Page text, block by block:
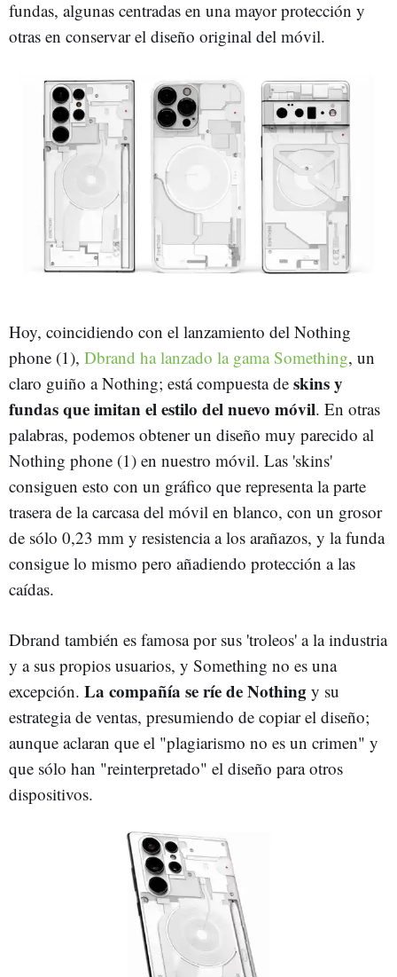
fundas, algunas centradas en una mayor protección y
otras en conservar el diseño original del móvil.
Hoy, coincidiendo con el lanzamiento del Nothing
phone (1), Dbrand ha lanzado la gama Something, un
claro guiño a Nothing; está compuesta de skins y
fundas que imitan el estilo del nuevo móvil. En otras
palabras, podemos obtener un diseño muy parecido al
Nothing phone (1) en nuestro móvil. Las 'skins'
consiguen esto con un gráfico que representa la parte
trasera de la carcasa del móvil en blanco, con un grosor
de sólo 0,23 mm y resistencia a los arañazos, y la funda
consigue lo mismo pero añadiendo protección a las
caídas.
Dbrand también es famosa por sus 'troleos' a la industria
y a sus propios usuarios, y Something no es una
excepción. La compañía se ríe de Nothing y su
estrategia de ventas, presumiendo de copiar el diseño;
aunque aclaran que el "plagiarismo no es un crimen" y
que sólo han "reinterpretado" el diseño para otros
dispositivos.